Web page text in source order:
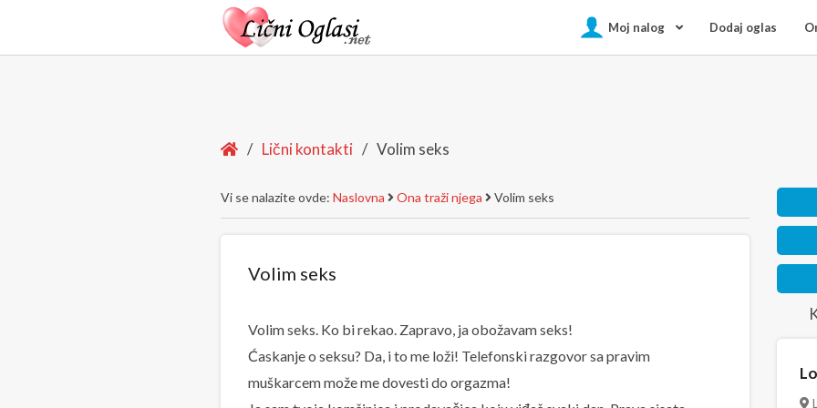
Moj nalog Dodaj oglas
Home
/ Lični kontakti / Volim seks
Vi se nalazite ovde: Naslovna Ona traži njega Volim seks
Volim seks
Volim seks. Ko bi rekao. Zapravo, ja obožavam seks!
Ćaskanje o seksu? Da, i to me loži! Telefonski razgovor sa pravim
muškarcem može me dovesti do orgazma!